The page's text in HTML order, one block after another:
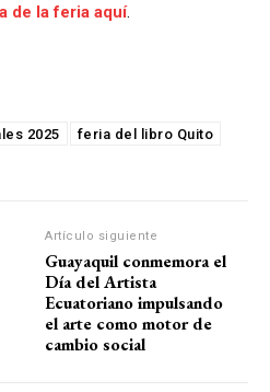
de la feria aquí.
2025
feria del libro Quito
Artículo siguiente
Guayaquil conmemora el
Día del Artista
Ecuatoriano impulsando
el arte como motor de
cambio social